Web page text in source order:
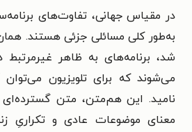
در مقیاس جهانی، تفاوت‌های
به‌طور کلی مسائلی جزئی هستند.
شد، برنامه‌های به ظاهر
می‌شوند که برای تلویزیون
نامید. این هم‌متن، متن
معنای موضوعات عادی و تکراریِ